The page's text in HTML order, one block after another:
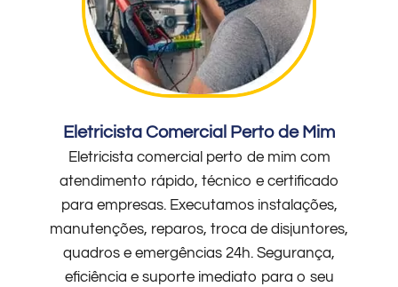
Eletricista Comercial Perto de Mim
Eletricista comercial perto de mim com
atendimento rápido, técnico e certificado
para empresas. Executamos instalações,
manutenções, reparos, troca de disjuntores,
quadros e emergências 24h. Segurança,
eficiência e suporte imediato para o seu